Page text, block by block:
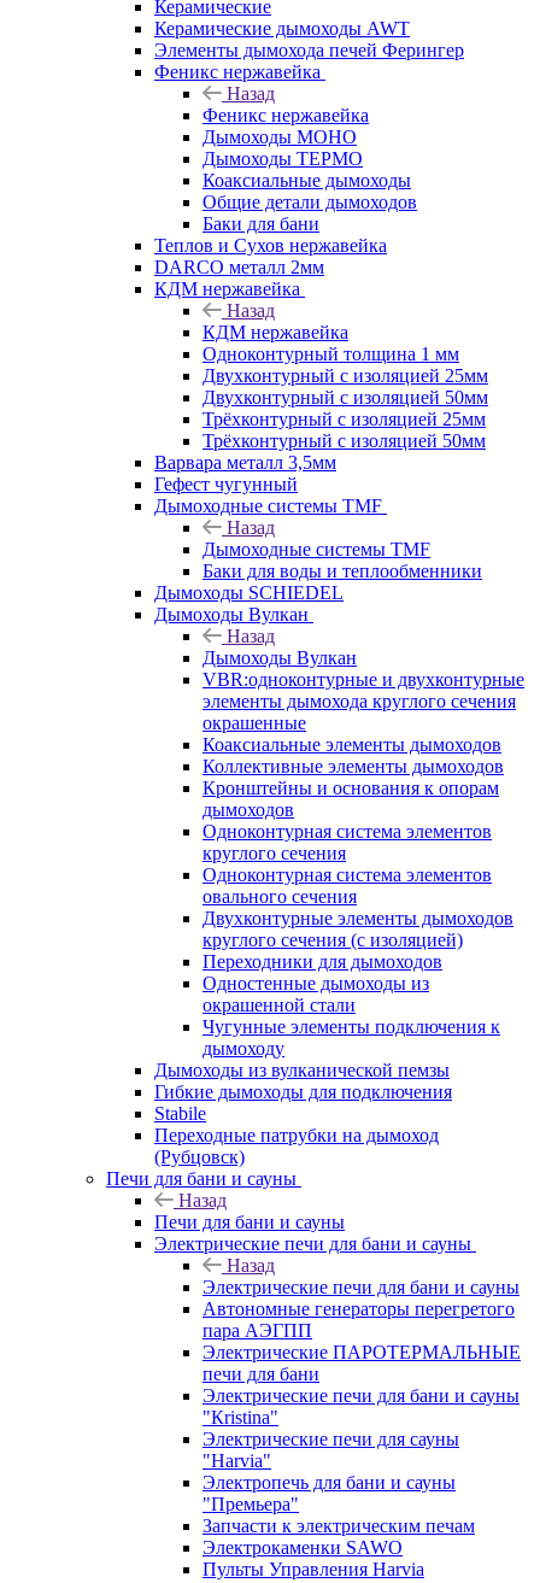
Керамические
Керамические дымоходы AWT
Элементы дымохода печей Ферингер
Феникс нержавейка
Назад
Феникс нержавейка
Дымоходы МОНО
Дымоходы ТЕРМО
Коаксиальные дымоходы
Общие детали дымоходов
Баки для бани
Теплов и Сухов нержавейка
DARCO металл 2мм
КДМ нержавейка
Назад
КДМ нержавейка
Одноконтурный толщина 1 мм
Двухконтурный с изоляцией 25мм
Двухконтурный с изоляцией 50мм
Трёхконтурный с изоляцией 25мм
Трёхконтурный с изоляцией 50мм
Варвара металл 3,5мм
Гефест чугунный
Дымоходные системы TMF
Назад
Дымоходные системы TMF
Баки для воды и теплообменники
Дымоходы SCHIEDEL
Дымоходы Вулкан
Назад
Дымоходы Вулкан
VBR:одноконтурные и двухконтурные
элементы дымохода круглого сечения
окрашенные
Коаксиальные элементы дымоходов
Коллективные элементы дымоходов
Кронштейны и основания к опорам
дымоходов
Одноконтурная система элементов
круглого сечения
Одноконтурная система элементов
овального сечения
Двухконтурные элементы дымоходов
круглого сечения (с изоляцией)
Переходники для дымоходов
Одностенные дымоходы из
окрашенной стали
Чугунные элементы подключения к
дымоходу
Дымоходы из вулканической пемзы
Гибкие дымоходы для подключения
Stabile
Переходные патрубки на дымоход
(Рубцовск)
Печи для бани и сауны
Назад
Печи для бани и сауны
Электрические печи для бани и сауны
Назад
Электрические печи для бани и сауны
Автономные генераторы перегретого
пара АЭГПП
Электрические ПАРОТЕРМАЛЬНЫЕ
печи для бани
Электрические печи для бани и сауны
"Кristina"
Электрические печи для сауны
"Harvia"
Электропечь для бани и сауны
"Премьера"
Запчасти к электрическим печам
Электрокаменки SAWO
Пульты Управления Harvia